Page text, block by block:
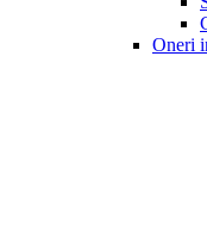
Oneri